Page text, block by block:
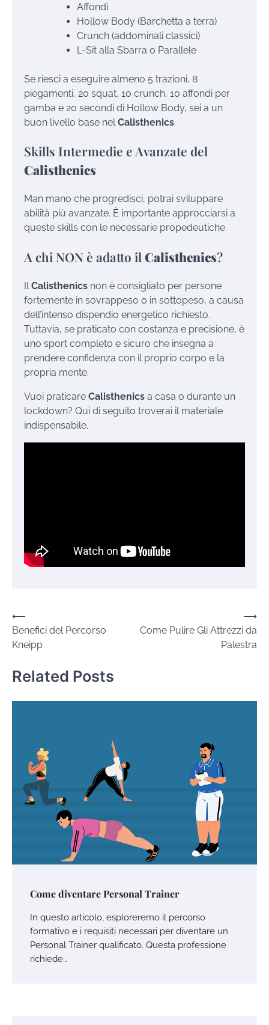
Affondi
Hollow Body (Barchetta a terra)
Crunch (addominali classici)
L-Sit alla Sbarra o Parallele
Se riesci a eseguire almeno 5 trazioni, 8
piegamenti, 20 squat, 10 crunch, 10 affondi per
gamba e 20 secondi di Hollow Body, sei a un
buon livello base nel Calisthenics.
Skills Intermedie e Avanzate del
Calisthenics
Man mano che progredisci, potrai sviluppare
abilità più avanzate. È importante approcciarsi a
queste skills con le necessarie propedeutiche.
A chi NON è adatto il Calisthenics?
Il Calisthenics non è consigliato per persone
fortemente in sovrappeso o in sottopeso, a causa
dell’intenso dispendio energetico richiesto.
Tuttavia, se praticato con costanza e precisione, è
uno sport completo e sicuro che insegna a
prendere confidenza con il proprio corpo e la
propria mente.
Vuoi praticare Calisthenics a casa o durante un
lockdown? Qui di seguito troverai il materiale
indispensabile.
Navigazione
articoli
⟵
Benefici del Percorso
Kneipp
Come Pulire Gli Attrezzi da
Palestra
⟶
Related Posts
Come diventare Personal Trainer
In questo articolo, esploreremo il percorso
formativo e i requisiti necessari per diventare un
Personal Trainer qualificato. Questa professione
richiede…